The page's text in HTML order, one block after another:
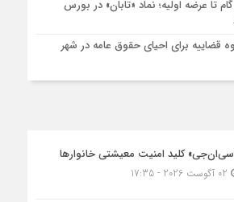
تا عرضه اولیه؛ نماد «تابان» در بورس
قضاییه برای احیای حقوق عامه در شهر
کلید امنیت معیشتی خانوارها